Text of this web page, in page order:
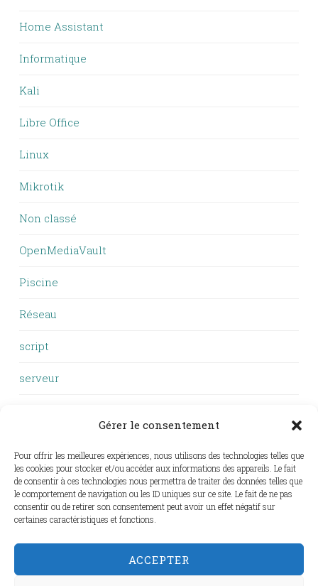
Gérer le consentement
Pour offrir les meilleures expériences, nous utilisons des technologies telles que
les cookies pour stocker et/ou accéder aux informations des appareils. Le fait
de consentir à ces technologies nous permettra de traiter des données telles que
le comportement de navigation ou les ID uniques sur ce site. Le fait de ne pas
consentir ou de retirer son consentement peut avoir un effet négatif sur
certaines caractéristiques et fonctions.
ACCEPTER
Home Assistant
Informatique
Kali
Libre Office
Linux
Mikrotik
Non classé
OpenMediaVault
Piscine
Réseau
script
serveur
WSL
Zigbee